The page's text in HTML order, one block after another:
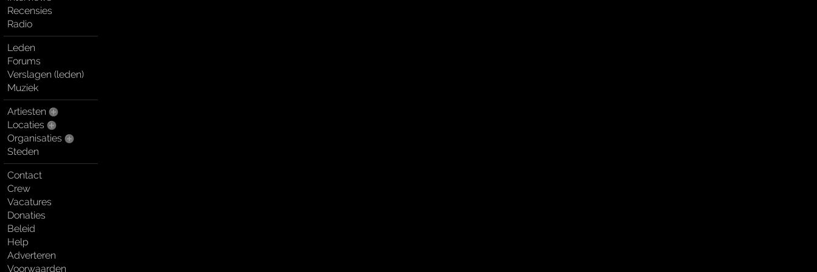
Recensies
Radio
Leden
Forums
Verslagen (leden)
Muziek
Artiesten
Locaties
Organisaties
Steden
Contact
Crew
Vacatures
Donaties
Beleid
Help
Adverteren
Voorwaarden